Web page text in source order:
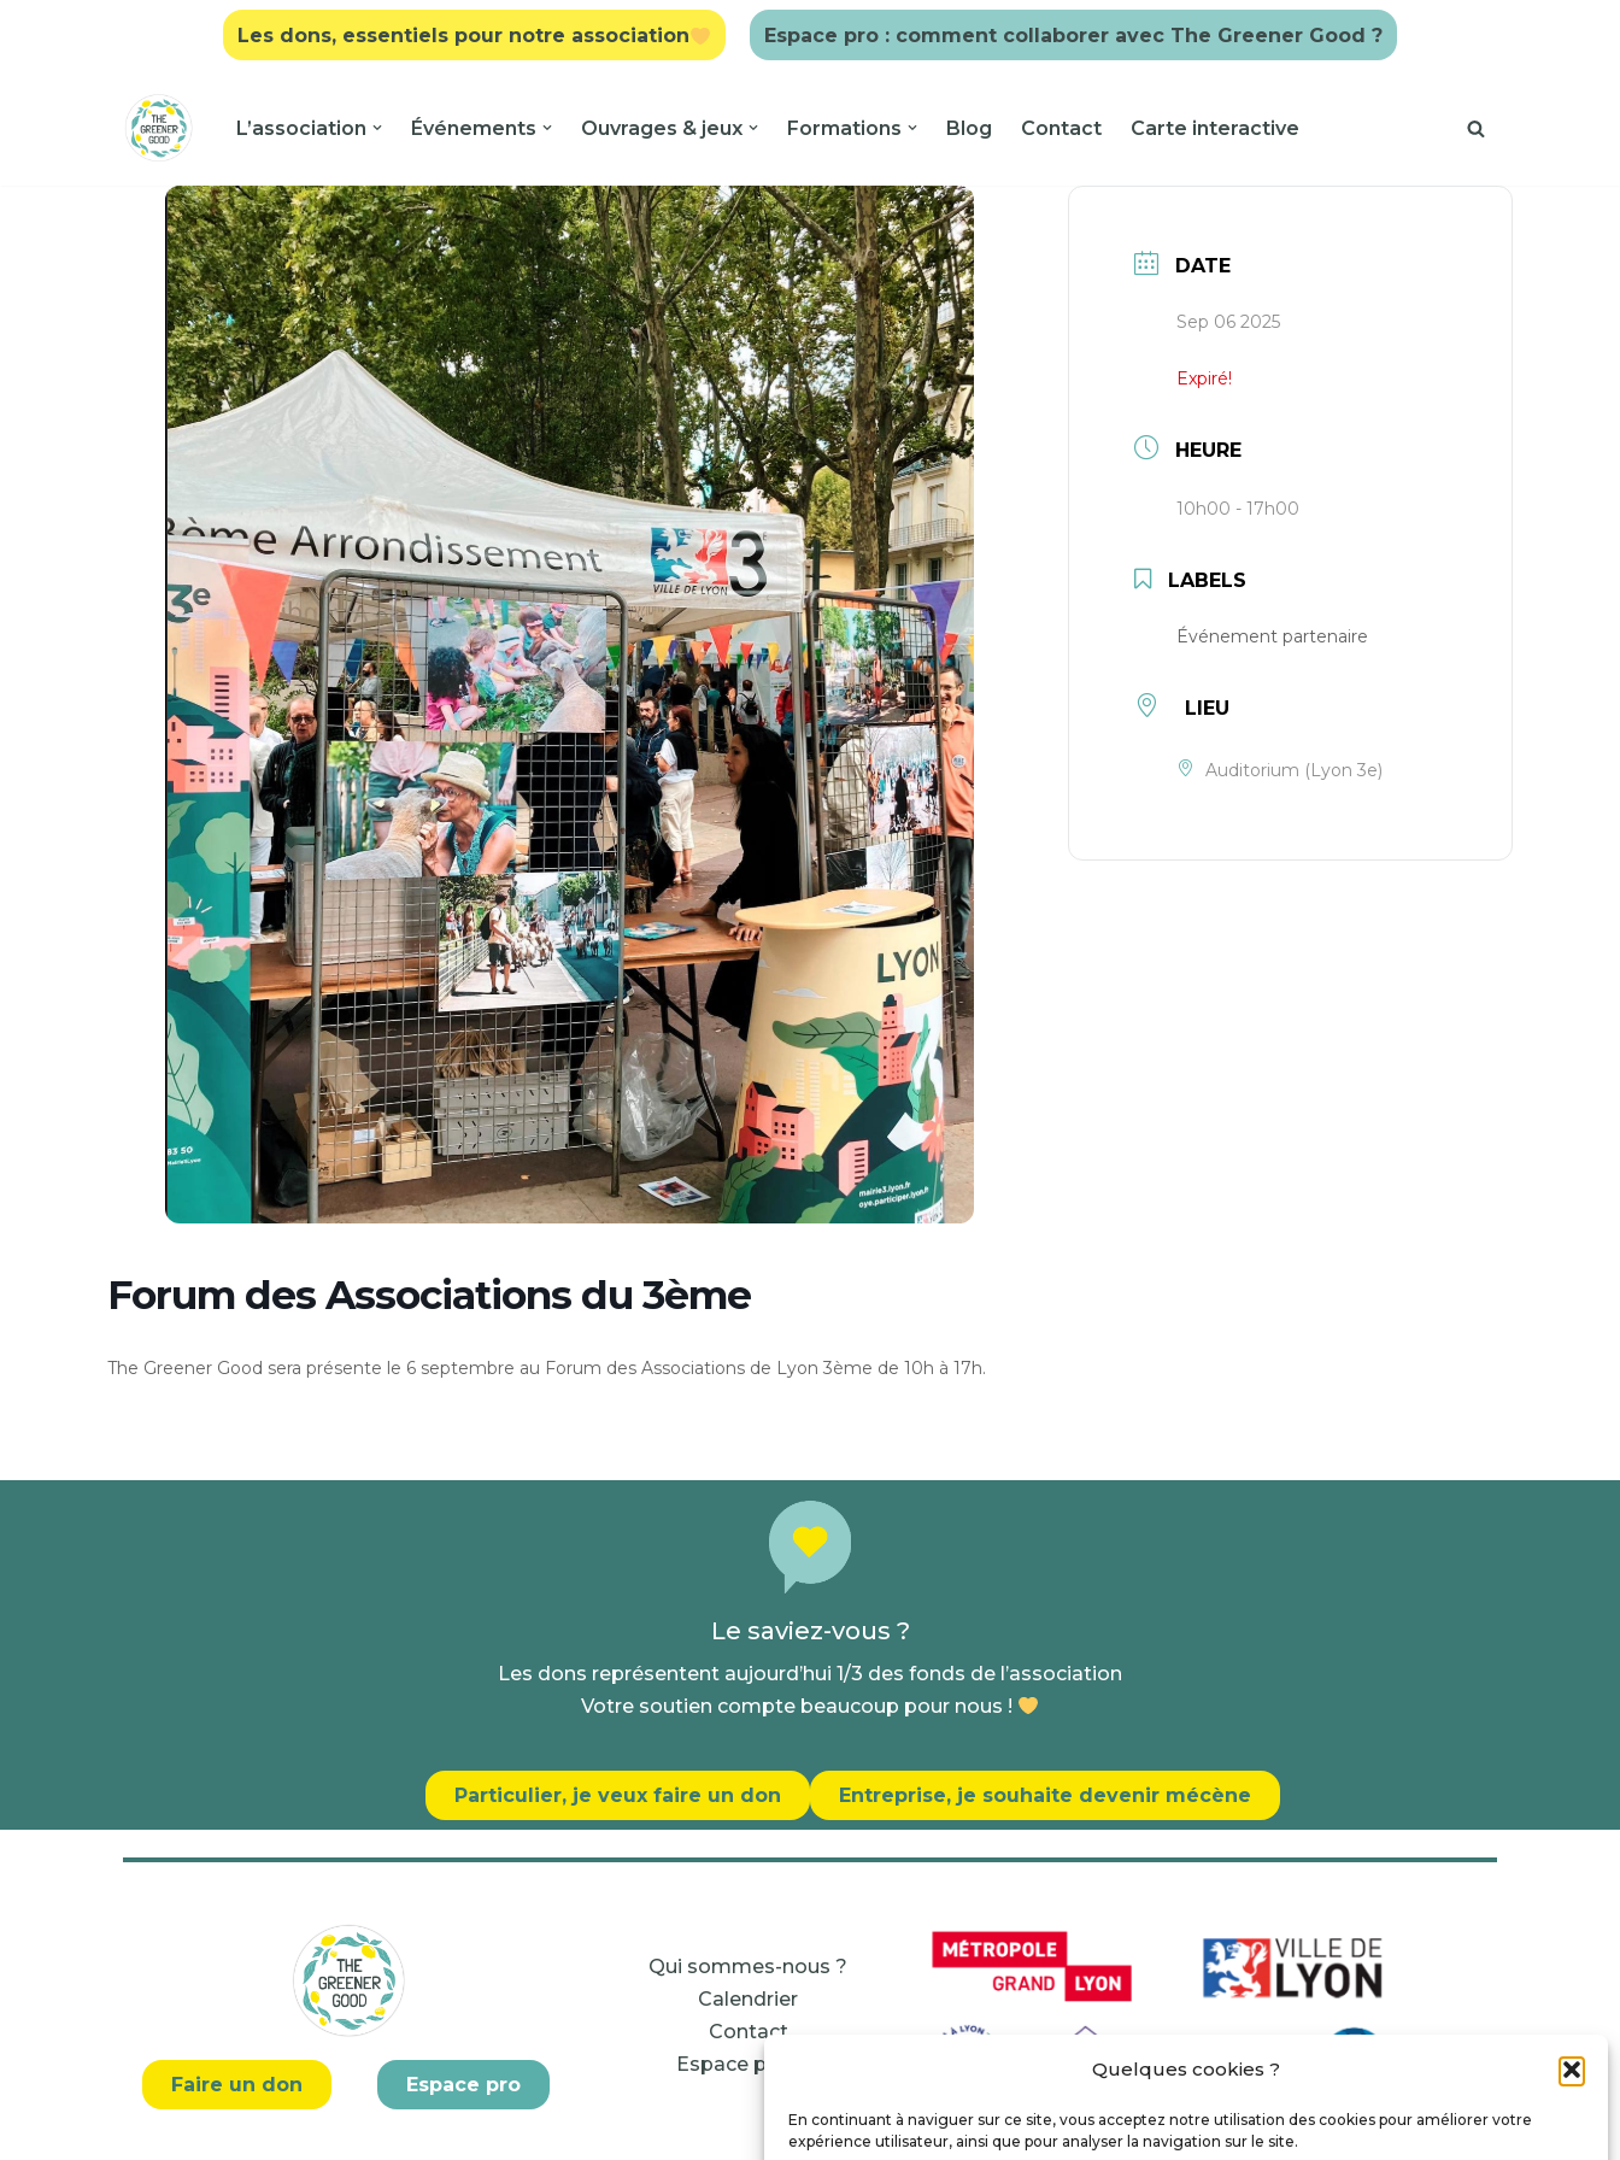
Quelques cookies ?
En continuant à naviguer sur ce site, vous acceptez notre utilisation des cookies pour améliorer votre
expérience utilisateur, ainsi que pour analyser la navigation sur le site.
Les dons, essentiels pour notre association Espace pro : comment collaborer avec The Greener Good ?
L’association Événements Ouvrages & jeux Formations Blog Contact Carte interactive
Forum des Associations du 3ème
The Greener Good sera présente le 6 septembre au Forum des Associations de Lyon 3ème de 10h à 17h.
DATE
Sep 06 2025
Expiré!
HEURE
10h00 - 17h00
LABELS
Événement partenaire
LIEU
Auditorium (Lyon 3e)
Le saviez-vous ?
Les dons représentent aujourd’hui 1/3 des fonds de l’association
Votre soutien compte beaucoup pour nous !
Particulier, je veux faire un don Entreprise, je souhaite devenir mécène
Faire un don Espace pro
Qui sommes-nous ?
Calendrier
Contact
Espace presse